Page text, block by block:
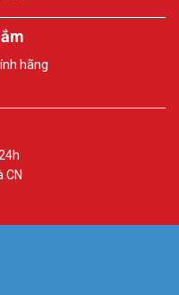
hãng
CN